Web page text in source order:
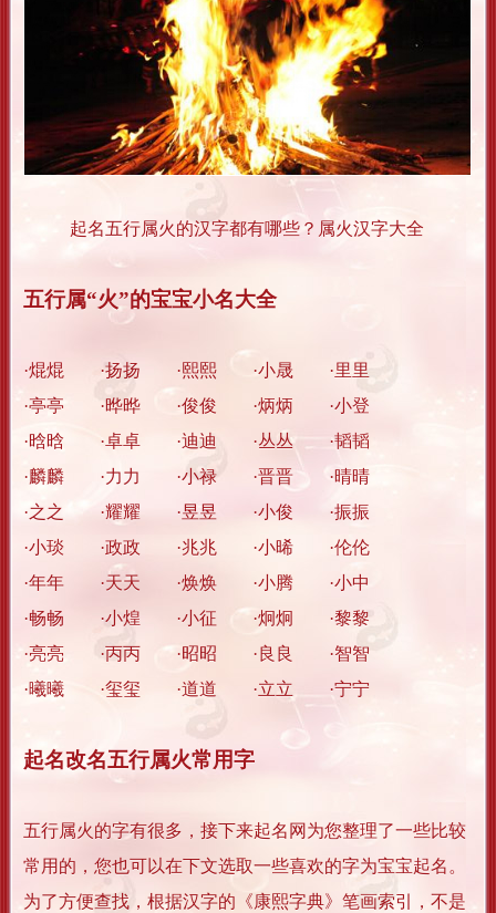
起名五行属火的汉字都有哪些？属火汉字大全
五行属“火”的宝宝小名大全
·焜焜 ·扬扬 ·熙熙 ·小晟 ·里里
·亭亭 ·晔晔 ·俊俊 ·炳炳 ·小登
·晗晗 ·卓卓 ·迪迪 ·丛丛 ·韬韬
·麟麟 ·力力 ·小禄 ·晋晋 ·晴晴
·之之 ·耀耀 ·昱昱 ·小俊 ·振振
·小琰 ·政政 ·兆兆 ·小晞 ·伦伦
·年年 ·天天 ·焕焕 ·小腾 ·小中
·畅畅 ·小煌 ·小征 ·炯炯 ·黎黎
·亮亮 ·丙丙 ·昭昭 ·良良 ·智智
·曦曦 ·玺玺 ·道道 ·立立 ·宁宁
起名改名五行属火常用字
五行属火的字有很多，接下来起名网为您整理了一些比较
常用的，您也可以在下文选取一些喜欢的字为宝宝起名。
为了方便查找，根据汉字的《康熙字典》笔画索引，不是